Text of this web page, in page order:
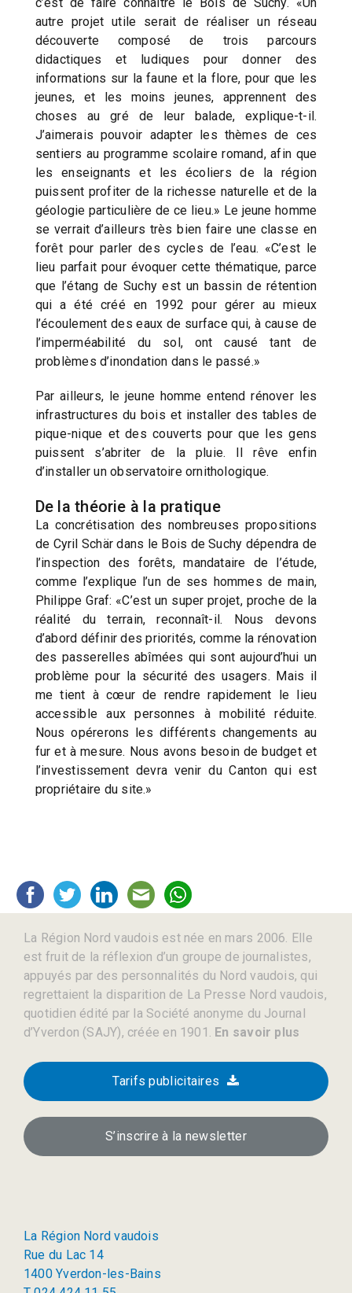
autre projet utile serait de réaliser un réseau
découverte composé de trois parcours
didactiques et ludiques pour donner des
informations sur la faune et la flore, pour que les
jeunes, et les moins jeunes, apprennent des
choses au gré de leur balade, explique-t-il.
J’aimerais pouvoir adapter les thèmes de ces
sentiers au programme scolaire romand, afin que
les enseignants et les écoliers de la région
puissent profiter de la richesse naturelle et de la
géologie particulière de ce lieu.» Le jeune homme
se verrait d’ailleurs très bien faire une classe en
forêt pour parler des cycles de l’eau. «C’est le
lieu parfait pour évoquer cette thématique, parce
que l’étang de Suchy est un bassin de rétention
qui a été créé en 1992 pour gérer au mieux
l’écoulement des eaux de surface qui, à cause de
l’imperméabilité du sol, ont causé tant de
problèmes d’inondation dans le passé.»
Par ailleurs, le jeune homme entend rénover les
infrastructures du bois et installer des tables de
pique-nique et des couverts pour que les gens
puissent s’abriter de la pluie. Il rêve enfin
d’installer un observatoire ornithologique.
De la théorie à la pratique
La concrétisation des nombreuses propositions
de Cyril Schär dans le Bois de Suchy dépendra de
l’inspection des forêts, mandataire de l’étude,
comme l’explique l’un de ses hommes de main,
Philippe Graf: «C’est un super projet, proche de la
réalité du terrain, reconnaît-il. Nous devons
d’abord définir des priorités, comme la rénovation
des passerelles abîmées qui sont aujourd’hui un
problème pour la sécurité des usagers. Mais il
me tient à cœur de rendre rapidement le lieu
accessible aux personnes à mobilité réduite.
Nous opérerons les différents changements au
fur et à mesure. Nous avons besoin de budget et
l’investissement devra venir du Canton qui est
propriétaire du site.»
La Région Nord vaudois est née en mars 2006. Elle
est fruit de la réflexion d’un groupe de journalistes,
appuyés par des personnalités du Nord vaudois, qui
regrettaient la disparition de La Presse Nord vaudois,
quotidien édité par la Société anonyme du Journal
d’Yverdon (SAJY), créée en 1901. En savoir plus
Tarifs publicitaires
S’inscrire à la newsletter
La Région Nord vaudois
Rue du Lac 14
1400 Yverdon-les-Bains